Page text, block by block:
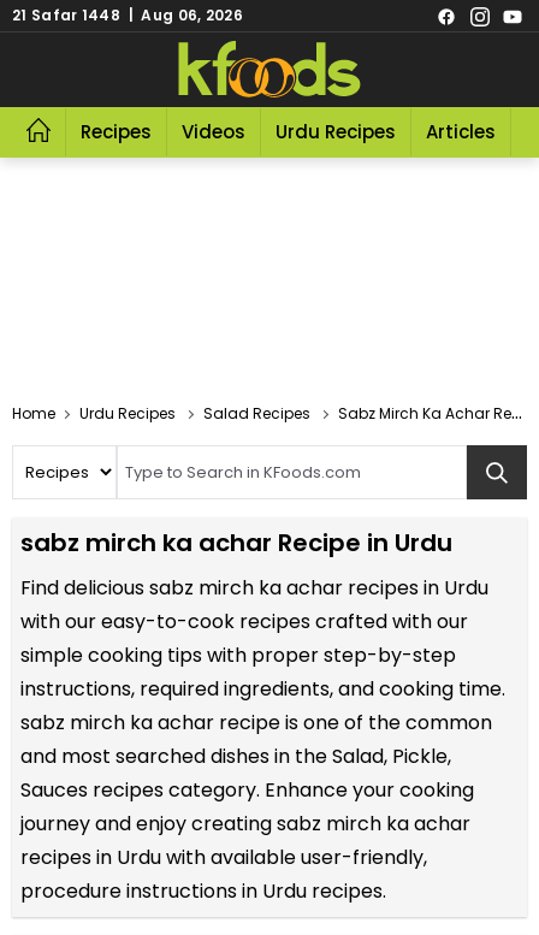
21 Safar 1448 | Aug 06, 2026
Recipes Videos Urdu Recipes Articles
Home Urdu Recipes Salad Recipes Sabz Mirch Ka Achar Recipe In Urdu
sabz mirch ka achar Recipe in Urdu
Find delicious sabz mirch ka achar recipes in Urdu
with our easy-to-cook recipes crafted with our
simple cooking tips with proper step-by-step
instructions, required ingredients, and cooking time.
sabz mirch ka achar recipe is one of the common
and most searched dishes in the Salad, Pickle,
Sauces recipes category. Enhance your cooking
journey and enjoy creating sabz mirch ka achar
recipes in Urdu with available user-friendly,
procedure instructions in Urdu recipes.